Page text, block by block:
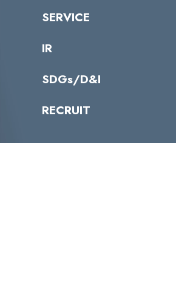
ミッション／ビジョン
パートナー企業一覧
サイバーニュース
SERVICE
カテゴリー別サービス一覧
IR
IRカレンダー
IRライブラリー
株式情報
SDGs/D&I
当グループのマテリアリティ
SDGs推進体制
RECRUIT
募集職種一覧